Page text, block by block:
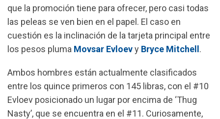
que la promoción tiene para ofrecer, pero casi todas
las peleas se ven bien en el papel. El caso en
cuestión es la inclinación de la tarjeta principal entre
los pesos pluma Movsar Evloevy Bryce Mitchell.
Ambos hombres están actualmente clasificados
entre los quince primeros con 145 libras, con el #10
Evloev posicionado un lugar por encima de ‘Thug
Nasty’, que se encuentra en el #11. Curiosamente,